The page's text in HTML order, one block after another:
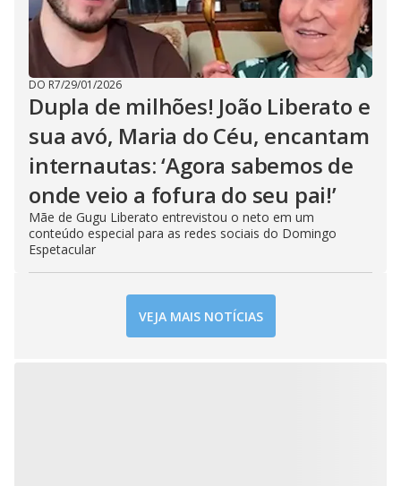
DO R7/29/01/2026
Dupla de milhões! João Liberato e
sua avó, Maria do Céu, encantam
internautas: ‘Agora sabemos de
onde veio a fofura do seu pai!’
Mãe de Gugu Liberato entrevistou o neto em um
conteúdo especial para as redes sociais do Domingo
Espetacular
VEJA MAIS NOTÍCIAS